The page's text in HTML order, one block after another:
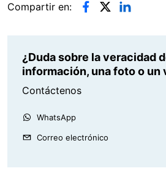
Compartir en:
¿Duda sobre la veracidad
información, una foto o un
Contáctenos
WhatsApp
Correo electrónico